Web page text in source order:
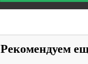
Рекомендуем